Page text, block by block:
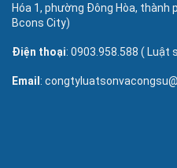
Hóa 1, phường Đông Hòa, thành
Bcons City)
Điện thoại: 0903.958.588 ( Luật
Email :